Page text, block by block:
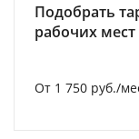
Подобрать
рабочих мест
От 1 750 руб./